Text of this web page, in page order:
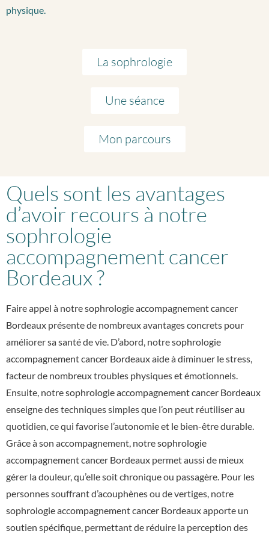
physique.
La sophrologie
Une séance
Mon parcours
Quels sont les avantages
d’avoir recours à notre
sophrologie
accompagnement cancer
Bordeaux ?
Faire appel à notresophrologie accompagnement cancer
Bordeaux présente de nombreux avantages concrets pour
améliorer sa santé de vie. D’abord, notresophrologie
accompagnement cancer Bordeauxaide à diminuer le stress,
facteur de nombreux troubles physiques et émotionnels.
Ensuite, notresophrologie accompagnement cancer Bordeaux
enseigne des techniques simples que l’on peut réutiliser au
quotidien, ce qui favorise l’autonomie et le bien-être durable.
Grâce à son accompagnement, notresophrologie
accompagnement cancer Bordeaux permet aussi de mieux
gérer la douleur, qu’elle soit chronique ou passagère. Pour les
personnes souffrant d’acouphènes ou de vertiges, notre
sophrologie accompagnement cancer Bordeauxapporte un
soutien spécifique, permettant de réduire la perception des